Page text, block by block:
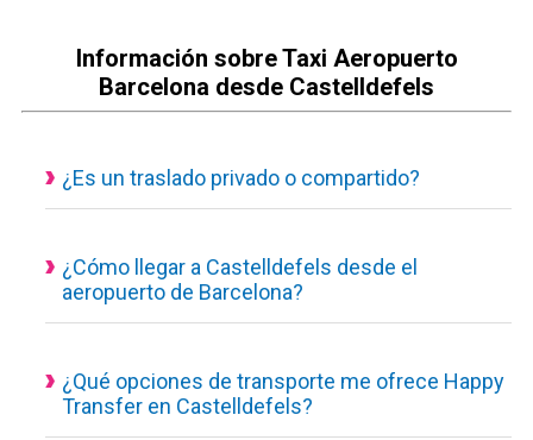
Información sobre Taxi Aeropuerto
Barcelona desde Castelldefels
¿Es un traslado privado o compartido?
Todos nuestros servicios de transporte disponibles son
el vehículo es de uso exclusivo para ti y tus acompañantes.
¿Cómo llegar a Castelldefels desde el
aeropuerto de Barcelona?
Traslado desde el aeropuerto a Castelldefels con un servicio
reservas el tiempo estimado del trayecto, los kilómetros hasta
tú destino y el precio final a pagar.
Conoceras el coste del traslado desde el minuto uno, sin
¿Qué opciones de transporte me ofrece Happy
Transfer en Castelldefels?
1. Taxi privado